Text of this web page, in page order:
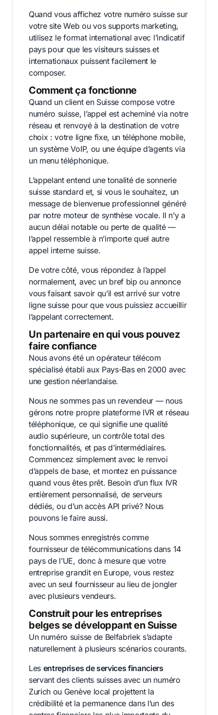
Quand vous affichez votre numéro suisse sur
votre site Web ou vos supports marketing,
utilisez le format international avec l’indicatif
pays pour que les visiteurs suisses et
internationaux puissent facilement le
composer.
Comment ça fonctionne
Quand un client en Suisse compose votre
numéro suisse, l’appel est acheminé via notre
réseau et renvoyé à la destination de votre
choix : votre ligne fixe, un téléphone mobile,
un système VoIP, ou une équipe d’agents via
un menu téléphonique.
L’appelant entend une tonalité de sonnerie
suisse standard et, si vous le souhaitez, un
message de bienvenue professionnel généré
par notre moteur de synthèse vocale. Il n’y a
aucun délai notable ou perte de qualité —
l’appel ressemble à n’importe quel autre
appel interne suisse.
De votre côté, vous répondez à l’appel
normalement, avec un bref bip ou annonce
vous faisant savoir qu’il est arrivé sur votre
ligne suisse pour que vous puissiez accueillir
l’appelant correctement.
Un partenaire en qui vous pouvez
faire confiance
Nous avons été un opérateur télécom
spécialisé établi aux Pays-Bas en 2000 avec
une gestion néerlandaise.
Nous ne sommes pas un revendeur — nous
gérons notre propre plateforme IVR et réseau
téléphonique, ce qui signifie une qualité
audio supérieure, un contrôle total des
fonctionnalités, et pas d’intermédiaires.
Commencez simplement avec le renvoi
d’appels de base, et montez en puissance
quand vous êtes prêt. Besoin d’un flux IVR
entièrement personnalisé, de serveurs
dédiés, ou d’un accès API privé? Nous
pouvons le faire aussi.
Nous sommes enregistrés comme
fournisseur de télécommunications dans 14
pays de l’UE, donc à mesure que votre
entreprise grandit en Europe, vous restez
avec un seul fournisseur au lieu de jongler
avec plusieurs vendeurs.
Construit pour les entreprises
belges se développant en Suisse
Un numéro suisse de Belfabriek s’adapte
naturellement à plusieurs scénarios courants.
Les entreprises de services financiers
servant des clients suisses avec un numéro
Zurich ou Genève local projettent la
crédibilité et la permanence dans l’un des